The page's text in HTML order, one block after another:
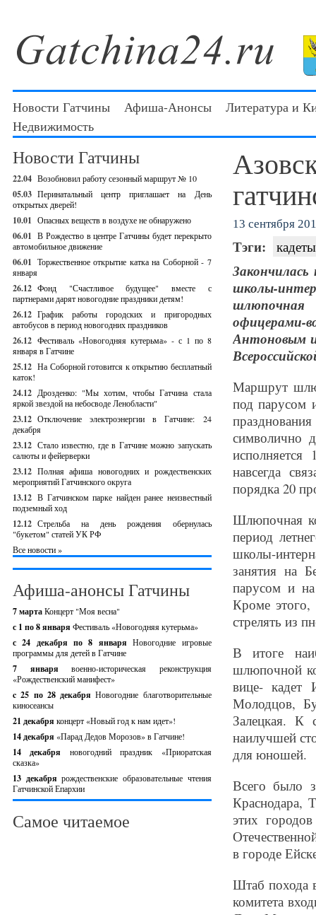
Новости Гатчины Афиша-Анонсы
Литература и
Недвижимость
Новости Гатчины
22.04 Возобновил работу сезонный маршрут № 10
05.03 Перинатальный центр приглашает на День
открытых дверей!
10.01 Опасных веществ в воздухе не обнаружено
06.01 В Рождество в центре Гатчины будет перекрыто
автомобильное движение
06.01 Торжественное открытие катка на Соборной - 7
января
26.12 Фонд "Счастливое будущее" вместе с
партнерами дарят новогодние праздники детям!
26.12 График работы городских и пригородных
автобусов в период новогодних праздников
26.12 Фестиваль «Новогодняя кутерьма» - с 1 по 8
января в Гатчине
25.12 На Соборной готовится к открытию бесплатный
каток!
24.12 Дрозденко: "Мы хотим, чтобы Гатчина стала
яркой звездой на небосводе Ленобласти"
23.12 Отключение электроэнергии в Гатчине: 24
декабря
23.12 Стало известно, где в Гатчине можно запускать
салюты и фейерверки
23.12 Полная афиша новогодних и рождественских
мероприятий Гатчинского округа
13.12 В Гатчинском парке найден ранее неизвестный
подземный ход
12.12 Стрельба на день рождения обернулась
"букетом" статей УК РФ
Все новости »
Афиша-анонсы Гатчины
7 мартаКонцерт "Моя весна"
с 1 по 8 января Фестиваль «Новогодняя кутерьма»
с 24 декабря по 8 январяНовогодние игровые
программы для детей в Гатчине
7 январявоенно-историческая реконструкция
«Рождественский манифест»
c 25 по 28 декабряНовогодние благотворительные
киносеансы
21 декабря концерт «Новый год к нам идет»!
14 декабря «Парад Дедов Морозов» в Гатчине!
14 декабря новогодний праздник «Приоратская
сказка»
13 декабрярождественские образовательные чтения
Гатчинской Епархии
Самое читаемое
13 сентября
Тэги: кадеты
школы-
шлюпочная
Антоновым
Маршрут
под парусом
символично
навсегда
порядка 20
Шлюпочная
период
школы-
занятия на
парусом и
Кроме
стрелять из
В итоге
шлюпочной
вице- кадет
Молодцов,
Залецкая. К
наилучшей
для юношей.
Всего было
Краснодара,
этих
в городе
Штаб похода
комитета